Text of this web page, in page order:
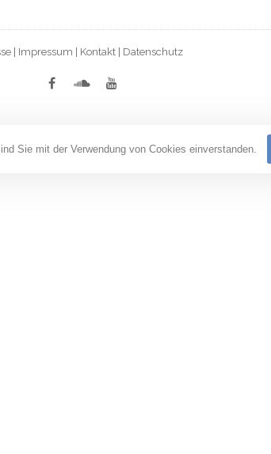
| Impressum | Kontakt | Datenschutz
Sie mit der Verwendung von Cookies einverstanden.